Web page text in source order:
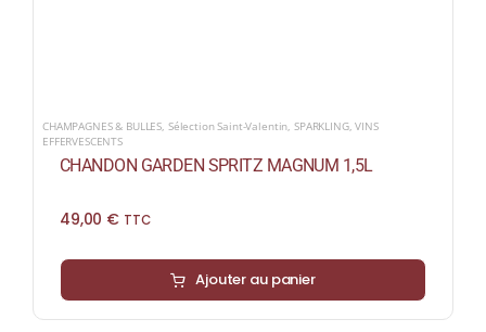
CHAMPAGNES & BULLES, Sélection Saint-Valentin, SPARKLING,VINS
EFFERVESCENTS
CHANDON GARDEN SPRITZ MAGNUM 1,5L
49,00 € TTC
Ajouter au panier